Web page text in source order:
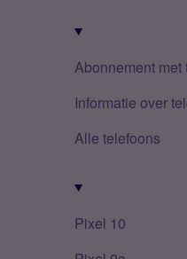
Abonnement met
Informatie over
Alle telefoons
Pixel 10